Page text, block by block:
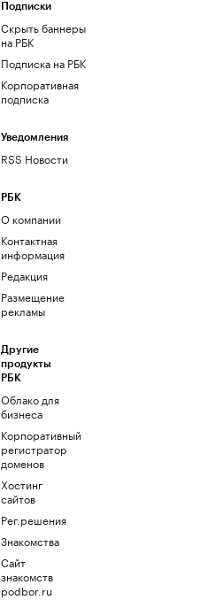
Подписки
Скрыть баннеры
на РБК
Подписка на РБК
Корпоративная
подписка
Уведомления
RSS Новости
РБК
О компании
Контактная
информация
Редакция
Размещение
рекламы
Другие
продукты
РБК
Облако для
бизнеса
Корпоративный
регистратор
доменов
Хостинг
сайтов
Рег.решения
Знакомства
Сайт
знакомств
podbor.ru